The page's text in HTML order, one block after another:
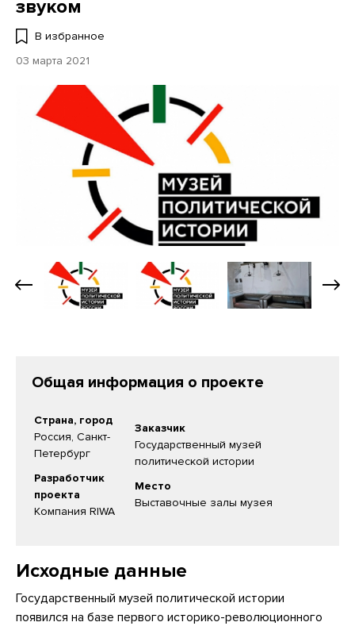
звуком
В избранное
03 марта 2021
Общая информация о проекте
Страна, город
Россия, Санкт-
Петербург
Разработчик
проекта
Компания RIWA
Заказчик
Государственный музей
политической истории
Место
Выставочные залы музея
Исходные данные
Государственный музей политической истории
появился на базе первого историко-революционного